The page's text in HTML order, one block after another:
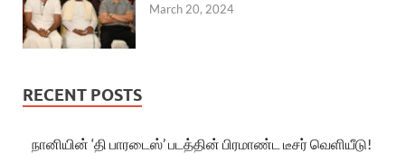
March 20, 2024
RECENT POSTS
நானியின் ‘தி பாரடைஸ்’ படத்தின் பிரமாண்ட டீசர் வெளியீடு!